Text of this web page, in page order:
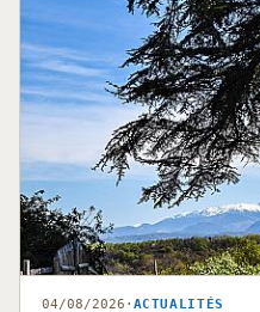
04/08/2026 · ACTUALITÉS